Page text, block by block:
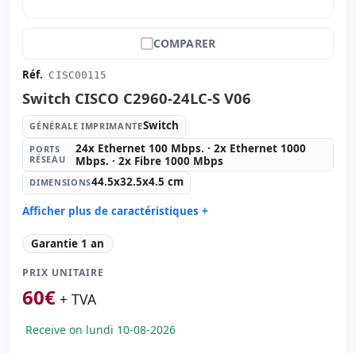
COMPARER
Réf. CISC00115
Switch CISCO C2960-24LC-S V06
GÉNÉRALE IMPRIMANTESwitch
PORTS
RÉSEAU
24x Ethernet 100 Mbps. · 2x Ethernet 1000
Mbps. · 2x Fibre 1000 Mbps
DIMENSIONS44.5x32.5x4.5 cm
Afficher plus de caractéristiques +
Générale imprimante:
Ports réseau: 24x Ethernet 100 Mbps. · 2x Ethernet
1000 Mbps. · 2x Fibre 1000 Mbps.
Dimensions:
Poids:
4.50 Kg.
Garantie 1 an
PRIX UNITAIRE
60€ + TVA
Receive on lundi 10-08-2026